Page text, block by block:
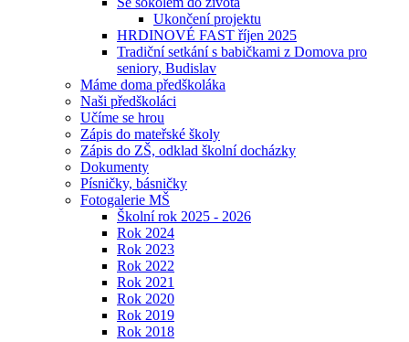
Ukončení projektu
HRDINOVÉ FAST říjen 2025
Tradiční setkání s babičkami z Domova pro
seniory, Budislav
Máme doma předškoláka
Naši předškoláci
Učíme se hrou
Zápis do mateřské školy
Zápis do ZŠ, odklad školní docházky
Dokumenty
Písničky, básničky
Fotogalerie MŠ
Školní rok 2025 - 2026
Rok 2024
Rok 2023
Rok 2022
Rok 2021
Rok 2020
Rok 2019
Rok 2018